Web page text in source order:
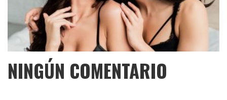
NINGÚN COMENTARIO